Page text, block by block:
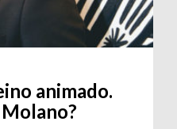
animado.